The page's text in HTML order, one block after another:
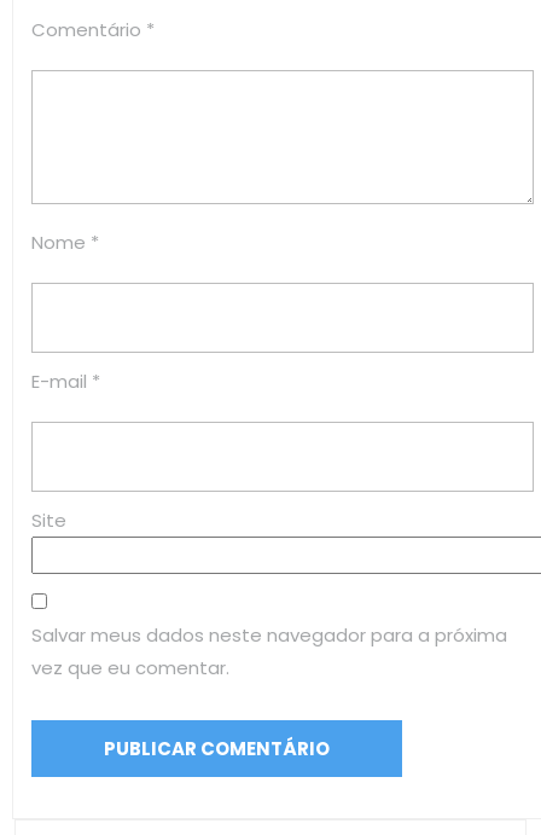
Comentário *
Nome *
E-mail *
Site
Salvar meus dados neste navegador para a próxima
vez que eu comentar.